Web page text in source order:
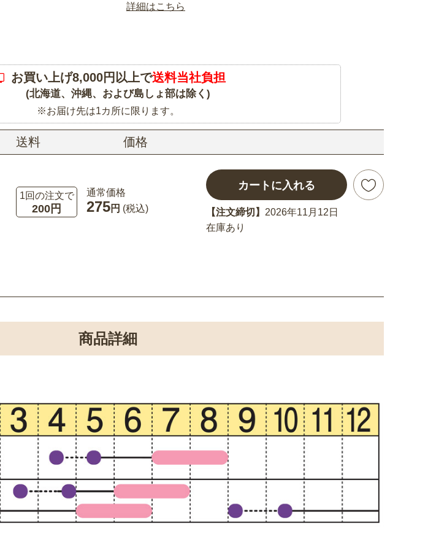
詳細はこちら
お買い上げ8,000円以上で送料当社負担
(北海道、沖縄、および島しょ部は除く)
※お届け先は1カ所に限ります。
送料 価格
1回の注文で
200円
通常価格
275円 (税込)
カートに入れる
【注文締切】 2026年11月12日
在庫あり
商品詳細